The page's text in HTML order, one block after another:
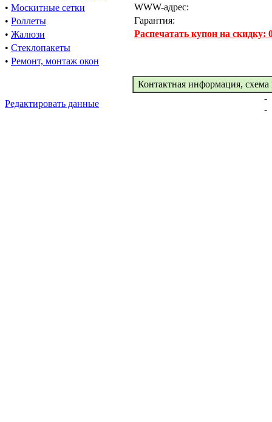
• Москитные сетки
• Роллеты
• Жалюзи
• Стеклопакеты
• Ремонт, монтаж окон
WWW-адрес:
Гарантия:
Распечатать купон на скидку:
Контактная информация, схема
Редактировать данные
-
-